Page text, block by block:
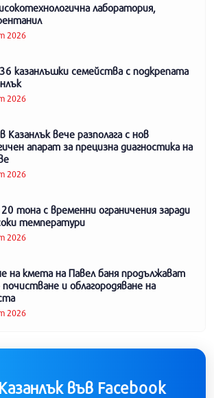
лаборатория,
2026
казанлъшки семейства с подкрепата
2026
Казанлък вече разполага с нов
апарат за прецизна диагностика на
2026
тона с временни ограничения заради
температури
2026
на кмета на Павел баня продължават
и облагородяване на
2026
във Facebook